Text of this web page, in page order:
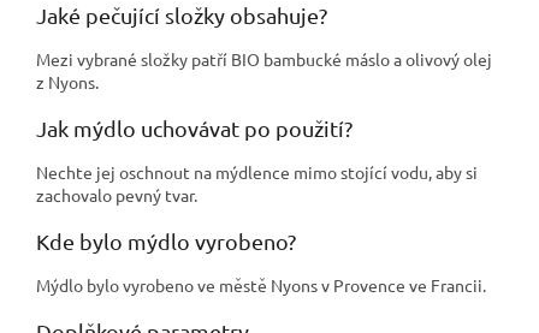
Jaké pečující složky obsahuje?
Mezi vybrané složky patří BIO bambucké máslo a olivový olej
z Nyons.
Jak mýdlo uchovávat po použití?
Nechte jej oschnout na mýdlence mimo stojící vodu, aby si
zachovalo pevný tvar.
Kde bylo mýdlo vyrobeno?
Mýdlo bylo vyrobeno ve městě Nyons v Provence ve Francii.